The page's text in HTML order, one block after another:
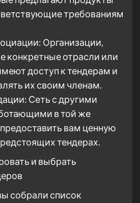
требованиям
Организации,
конкретные отрасли или
доступ к тендерам и
их своим членам.
Сеть с другими
в той же
вам ценную
тендерах.
и выбрать
собрали список